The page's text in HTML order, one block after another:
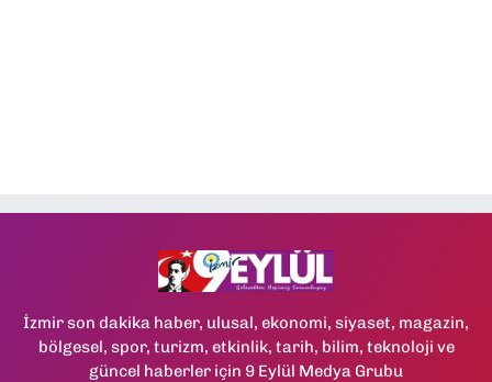
İzmir son dakika haber, ulusal, ekonomi, siyaset, magazin,
bölgesel, spor, turizm, etkinlik, tarih, bilim, teknoloji ve
güncel haberler için 9 Eylül Medya Grubu